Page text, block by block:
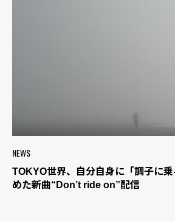
NEWS
TOKYO世界、自分自身に「調子に
めた新曲“Don’t ride on”配信